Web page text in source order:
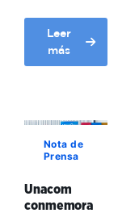
Leer
más
about
Comuna
la
popular
como
Nota de
Prensa
Unacom
conmemora